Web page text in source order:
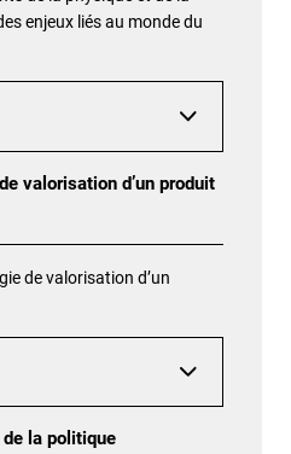
enjeux liés au monde du
valorisation d’un produit
de valorisation d’un
de la politique